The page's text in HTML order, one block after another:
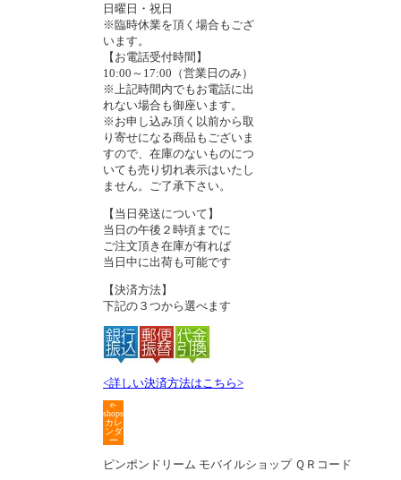
日曜日・祝日
※臨時休業を頂く場合もござ
います。
【お電話受付時間】
10:00～17:00（営業日のみ）
※上記時間内でもお電話に出
れない場合も御座います。
※お申し込み頂く以前から取
り寄せになる商品もございま
すので、在庫のないものにつ
いても売り切れ表示はいたし
ません。ご了承下さい。
【当日発送について】
当日の午後２時頃までに
ご注文頂き在庫が有れば
当日中に出荷も可能です
【決済方法】
下記の３つから選べます
<詳しい決済方法はこちら>
e-
shops
カレ
ンダ
ー
ピンポンドリーム モバイルショップ ＱＲコード